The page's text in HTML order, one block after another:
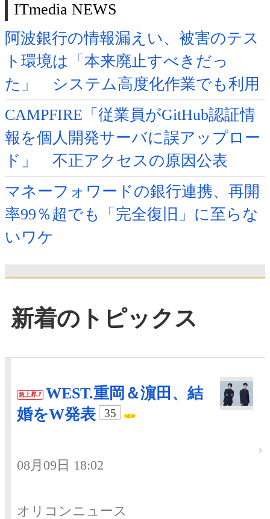
ITmedia NEWS
阿波銀行の情報漏えい、被害のテス
ト環境は「本来廃止すべきだっ
た」 システム高度化作業でも利用
CAMPFIRE「従業員がGitHub認証情
報を個人開発サーバに誤アップロー
ド」 不正アクセスの原因公表
マネーフォワードの銀行連携、再開
率99％超でも「完全復旧」に至らな
いワケ
新着のトピックス
急上昇
WEST.重岡＆濵田、結
婚をW発表
35
08月09日 18:02
オリコンニュース